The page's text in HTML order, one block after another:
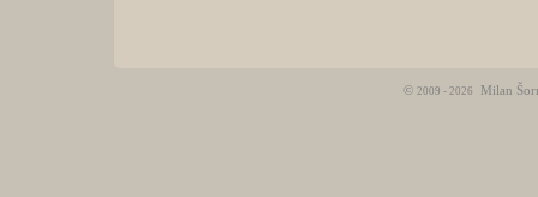
© 2009 - 2026 Milan